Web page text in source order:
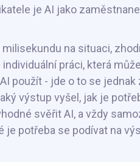
je AI jako
na situaci,
práci, která
použít - jde o to se jednak
výstup vyšel, jak je
svěřit AI, a vždy
potřeba se podívat na